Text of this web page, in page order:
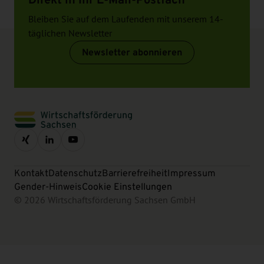
Bleiben Sie auf dem Laufenden mit unserem 14-
täglichen Newsletter
Newsletter abonnieren
KontaktDatenschutzBarrierefreiheitImpressum
Gender-HinweisCookie Einstellungen
© 2026 Wirtschaftsförderung Sachsen GmbH